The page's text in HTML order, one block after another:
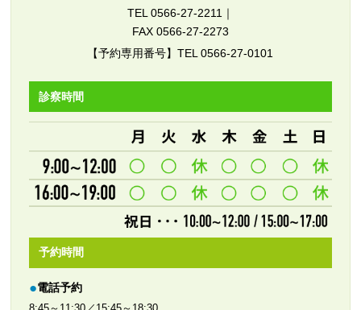
TEL 0566-27-2211｜
FAX 0566-27-2273
【予約専用番号】TEL 0566-27-0101
診察時間
予約時間
電話予約